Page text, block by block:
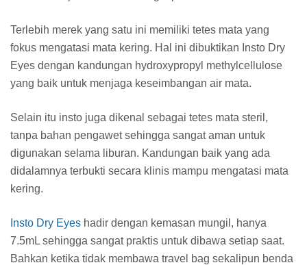
Terlebih merek yang satu ini memiliki tetes mata yang
fokus mengatasi mata kering. Hal ini dibuktikan Insto Dry
Eyes dengan kandungan hydroxypropyl methylcellulose
yang baik untuk menjaga keseimbangan air mata.
Selain itu insto juga dikenal sebagai tetes mata steril,
tanpa bahan pengawet sehingga sangat aman untuk
digunakan selama liburan. Kandungan baik yang ada
didalamnya terbukti secara klinis mampu mengatasi mata
kering.
Insto Dry Eyes hadir dengan kemasan mungil, hanya
7.5mL sehingga sangat praktis untuk dibawa setiap saat.
Bahkan ketika tidak membawa travel bag sekalipun benda